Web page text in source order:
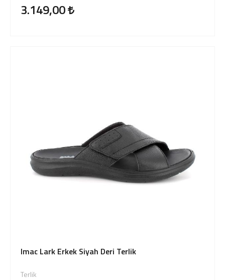
3.149,00
Imac Lark Erkek Siyah Deri Terlik
Terlik